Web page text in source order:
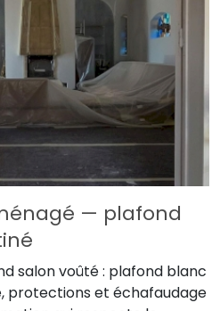
— plafond
salon voûté : plafond blanc
protections et échafaudage